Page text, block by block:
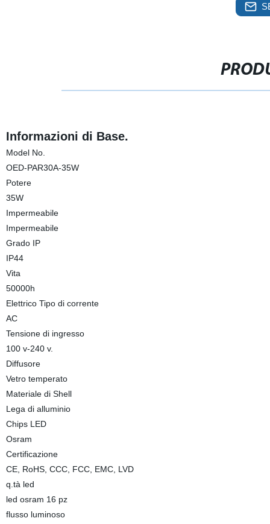
Informazioni di Base.
Model No.
OED-PAR30A-35W
Potere
35W
Impermeabile
Impermeabile
Grado IP
IP44
Vita
50000h
Elettrico Tipo di corrente
AC
Tensione di ingresso
100 v-240 v.
Diffusore
Vetro temperato
Materiale di Shell
Lega di alluminio
Chips LED
Osram
Certificazione
CE, RoHS, CCC, FCC, EMC, LVD
q.tà led
led osram 16 pz
flusso luminoso